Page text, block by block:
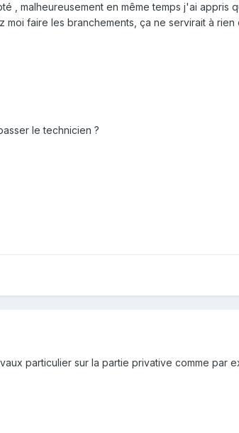
malheureusement en même temps j'ai appris
faire les branchements, ça ne servirait à
le technicien ?
particulier sur la partie privative comme par